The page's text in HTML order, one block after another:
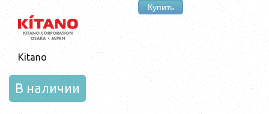
Купить
Kitano
В наличии